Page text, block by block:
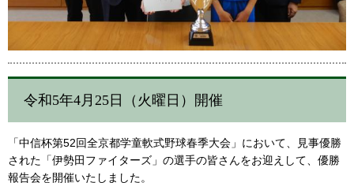
令和5年4月25日（火曜日）開催
「中信杯第52回全京都学童軟式野球春季大会」において、見事優勝
された「伊勢田ファイターズ」の選手の皆さんをお迎えして、優勝
報告会を開催いたしました。